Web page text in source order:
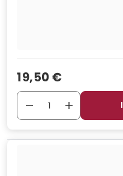
Verkaufspreis
19,50 €